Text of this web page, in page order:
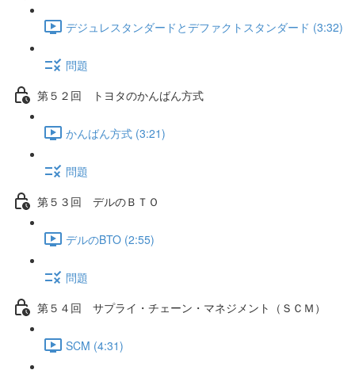
デジュレスタンダードとデファクトスタンダード (3:32)
問題
第５２回 トヨタのかんばん方式
かんばん方式 (3:21)
問題
第５３回 デルのＢＴＯ
デルのBTO (2:55)
問題
第５４回 サプライ・チェーン・マネジメント（ＳＣＭ）
SCM (4:31)